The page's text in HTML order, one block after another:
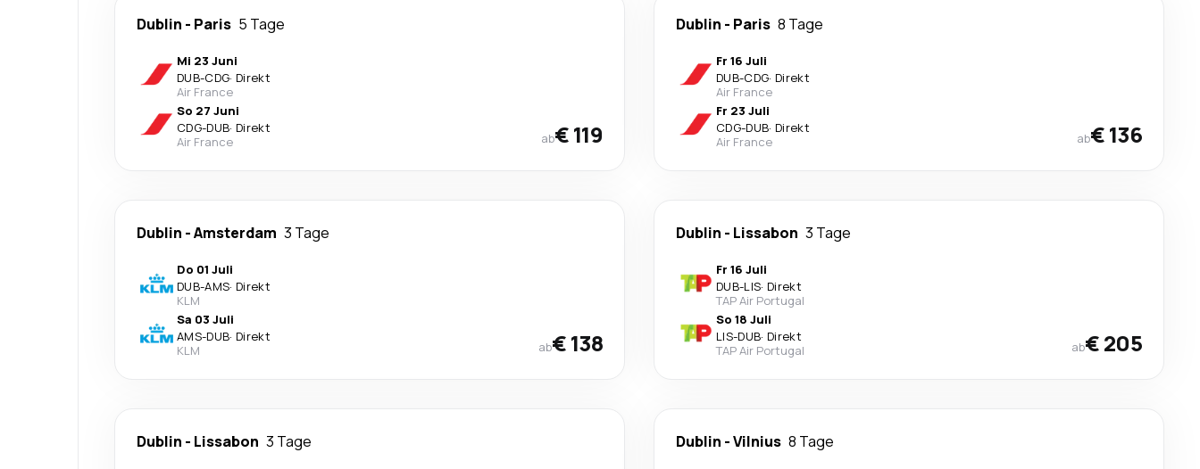
Dublin - Paris 5 Tage
Mi 23 Juni
DUB-CDG· Direkt
Air France
So 27 Juni
CDG-DUB· Direkt
Air France
ab€ 119
Dublin - Paris 8 Tage
Fr 16 Juli
DUB-CDG· Direkt
Air France
Fr 23 Juli
CDG-DUB· Direkt
Air France
ab€ 136
Dublin -Amsterdam 3 Tage
Do 01 Juli
DUB-AMS· Direkt
KLM
Sa 03 Juli
AMS-DUB· Direkt
KLM
ab€ 138
Dublin - Lissabon 3 Tage
Fr 16 Juli
DUB-LIS· Direkt
TAP Air Portugal
So 18 Juli
LIS-DUB· Direkt
TAP Air Portugal
ab€ 205
Dublin - Lissabon 3 Tage Dublin -Vilnius 8 Tage